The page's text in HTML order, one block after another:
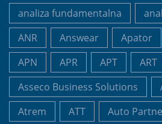
analiza fundamentalna
ANR
Answear Apator
APN
APR APT ART
Asseco Business Solutions
Atrem
ATT Auto